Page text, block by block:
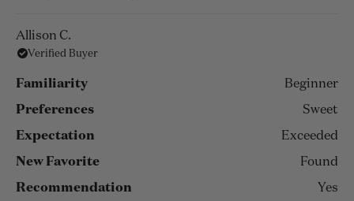
Allison C.
Verified Buyer
Familiarity Beginner
Preferences Sweet
Expectation Exceeded
New Favorite Found
Recommendation Yes